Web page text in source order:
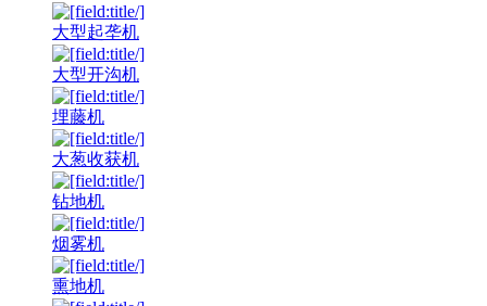
大型起垄机
大型开沟机
埋藤机
大葱收获机
钻地机
烟雾机
熏地机